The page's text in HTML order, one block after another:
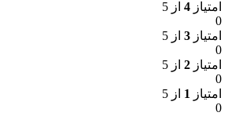
امتیاز 4 از 5
0
امتیاز 3 از 5
0
امتیاز 2 از 5
0
امتیاز 1 از 5
0